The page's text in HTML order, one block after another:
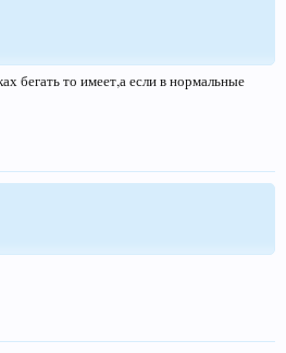
бегать то имеет,а если в нормальные